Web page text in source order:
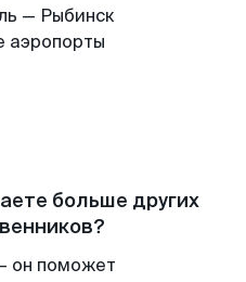
— Рыбинск
аэропорты
больше других
он поможет